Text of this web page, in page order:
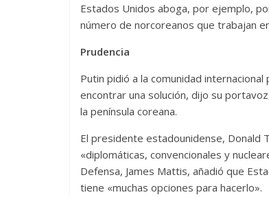
Estados Unidos aboga, por ejemplo,
número de norcoreanos que trabajan
Prudencia
Putin pidió a la comunidad
encontrar una solución, dijo su
la península coreana.
El presidente estadounidense, Donald
«diplomáticas, convencionales y
Defensa, James Mattis, añadió que
tiene «muchas opciones para hacerlo».